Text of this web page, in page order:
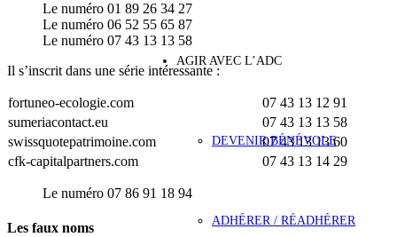
AGIR AVEC L’ADC
DEVENIR BÉNÉVOLE
ADHÉRER / RÉADHÉRER
Le numéro 01 89 26 34 27
Le numéro 06 52 55 65 87
Le numéro 07 43 13 13 58
Il s’inscrit dans une série intéressante :
fortuneo-ecologie.com
07 43 13 12 91
sumeriacontact.eu
07 43 13 13 58
swissquotepatrimoine.com
07 43 13 13 60
cfk-capitalpartners.com
07 43 13 14 29
Le numéro 07 86 91 18 94
Les faux noms